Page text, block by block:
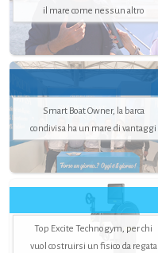
il mare come nessun altro
Smart Boat Owner, la barca
condivisa ha un mare di vantaggi
Top Excite Technogym, per chi
vuol costruirsi un fisico da regata